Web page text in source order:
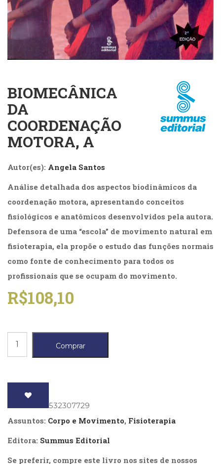
Cinema
(23)
Comportamento
Comunicação
e
Movimento
(226)
Crescimento
Interior
(222)
(14)
Culinária,
Alimentação
Economia,
Negócios
(278)
Educação
Especial
Fisioterapia
(47)
(93)
LGBTQIA+
Erótica
Literatura,
Ficção,
BIOMECÂNICA
DA
COORDENAÇÃO
MOTORA, A
Autor(es): Angela Santos
Análise detalhada dos aspectos biodinâmicos da
coordenação motora, apresentando conceitos
fisiológicos e anatômicos desenvolvidos pela autora.
Defensora de uma “escola” de movimento natural em
fisioterapia, ela propõe o estudo das funções normais
como fonte de conhecimento para todos os
profissionais que se ocupam do movimento.
R$108,10
Biomecânica
Motora,
Comprar
: 9788532307729
Assuntos: Corpo e Movimento, Fisioterapia
Editora: Summus Editorial
Se preferir, compre este livro nos sites de nossos